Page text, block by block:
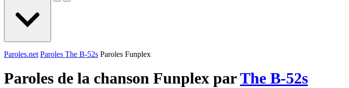
Paroles.net Paroles The B-52s Paroles Funplex
Paroles de la chanson Funplex parThe B-52s